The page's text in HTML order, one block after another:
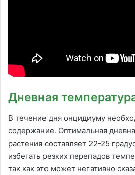
Дневная
В течение дня онцидиуму
содержание. Оптимальная
растения составляет 22-25
избегать резких перепадов
так как это может негативно